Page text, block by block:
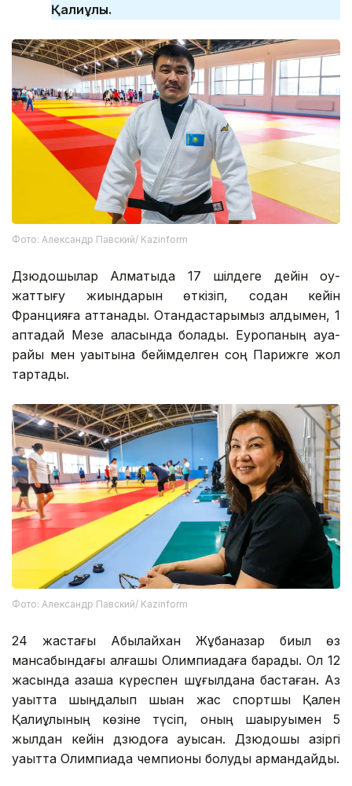
Қалиұлы.
Фото: Александр Павский/ Kazinform
Дзюдошылар Алматыда 17 шілдеге дейін оқу-
жаттығу жиындарын өткізіп, содан кейін
Францияға аттанады. Отандастарымыз алдымен, 1
аптадай Мезе қаласында болады. Еуропаның ауа-
райы мен уақытына бейімделген соң Парижге жол
тартады.
Фото: Александр Павский/ Kazinform
24 жастағы Абылайхан Жұбаназар биыл өз
мансабындағы алғашқы Олимпиадаға барады. Ол 12
жасында қазақша күреспен шұғылдана бастаған. Аз
уақытта шыңдалып шыққан жас спортшы Қален
Қалиұлының көзіне түсіп, оның шақыруымен 5
жылдан кейін дзюдоға ауысқан. Дзюдошы қазіргі
уақытта Олимпиада чемпионы болуды армандайды.